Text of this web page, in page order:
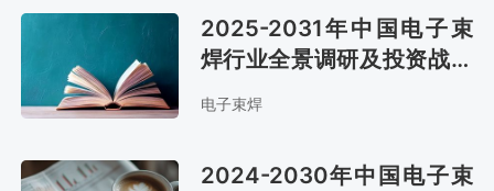
2025-2031年中国电子束
焊行业全景调研及投资战略
报告
电子束焊
2024-2030年中国电子束